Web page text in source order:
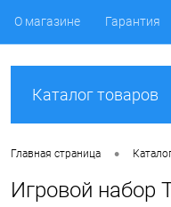
О магазине Гарантия
Каталог товаров
Главная страница •
Игровой набор